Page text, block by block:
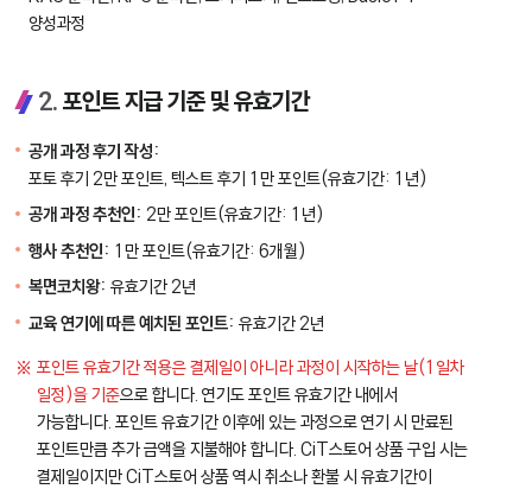
양성과정
2. 포인트 지급 기준 및 유효기간
공개 과정 후기 작성:
포토 후기 2만 포인트, 텍스트 후기 1만 포인트(유효기간: 1년)
공개 과정 추천인: 2만 포인트(유효기간: 1년)
행사 추천인: 1만 포인트(유효기간: 6개월)
복면코치왕: 유효기간 2년
교육 연기에 따른 예치된 포인트: 유효기간 2년
포인트 유효기간 적용은 결제일이 아니라 과정이 시작하는 날(1일차
일정)을 기준으로 합니다. 연기도 포인트 유효기간 내에서
가능합니다. 포인트 유효기간 이후에 있는 과정으로 연기 시 만료된
포인트만큼 추가 금액을 지불해야 합니다. CiT스토어 상품 구입 시는
결제일이지만 CiT스토어 상품 역시 취소나 환불 시 유효기간이